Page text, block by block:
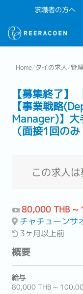
求職者の方へ
Home/タイの求人/管
【募集終了】
【事業戦略
Manager)】大
（面接1回のみ
この求人は
80,000 THB ~
チャチューンサ
3ヶ月以上前
概要
給与
80,000 THB ~